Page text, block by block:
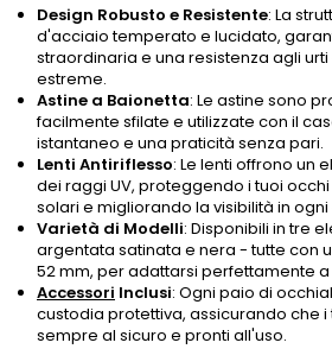
Design Robusto e Resistente: La
d'acciaio temperato e lucidato,
straordinaria e una resistenza agli
estreme.
Astine a Baionetta: Le astine sono
facilmente sfilate e utilizzate con il
istantaneo e una praticità senza pari.
Lenti Antiriflesso: Le lenti offrono un
dei raggi UV, proteggendo i tuoi
solari e migliorando la visibilità in
Varietà di Modelli: Disponibili in tre
argentata satinata e nera - tutte con
52 mm, per adattarsi perfettamente
Accessori Inclusi: Ogni paio di
custodia protettiva, assicurando che
sempre al sicuro e pronti all'uso.